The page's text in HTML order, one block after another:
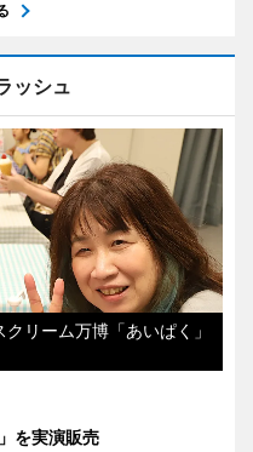
ッシュ
リーム万博「あいぱく」
を実演販売